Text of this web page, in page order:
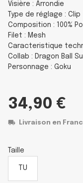
Visière : Arrondie
Type de réglage : Clip
Composition : 100%
Filet : Mesh
Caracteristique
Collab : Dragon Ball
Personnage : Goku
34,90 €
Livraison en
Taille
TU